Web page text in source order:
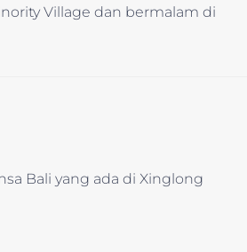
Village dan bermalam di
Bali yang ada di Xinglong